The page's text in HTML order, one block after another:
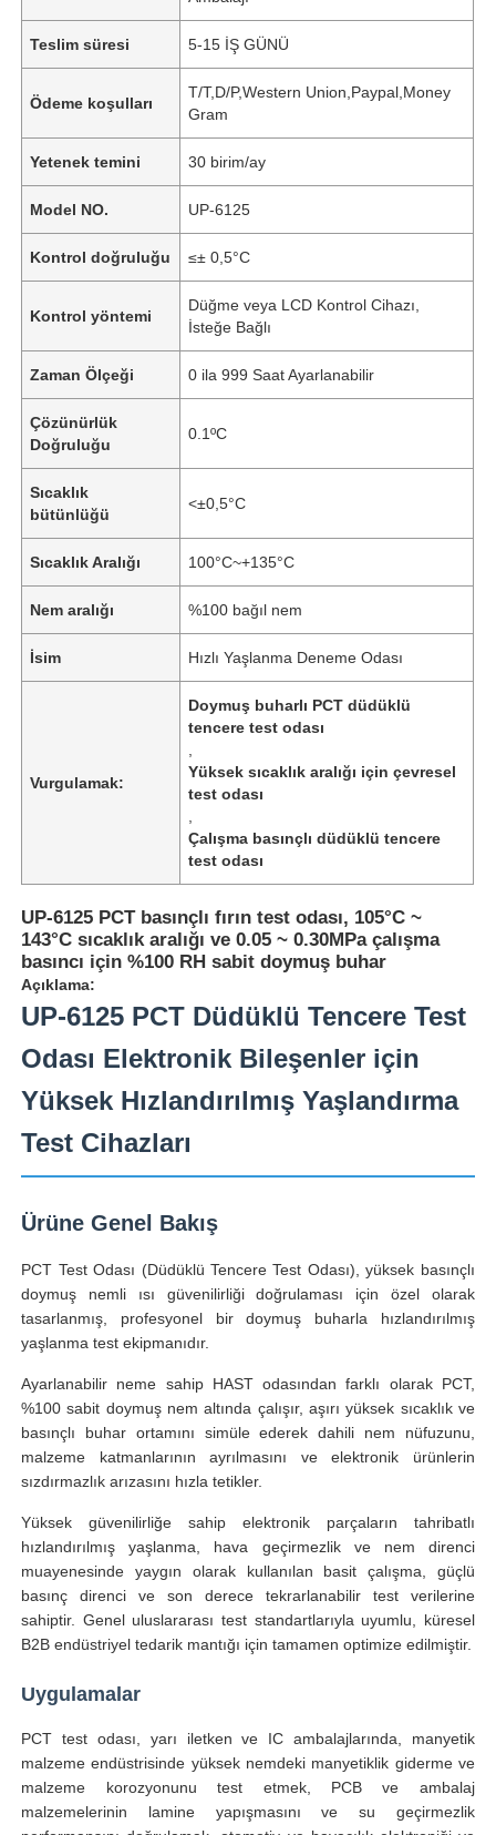
Ürünler
Hakkımızda
Fabrika turu
Kalite kontrol
Bize ulaşın
Teklif isteği
Laboratuvar Test Cihazları
Çevresel Test Odası
Evrensel test makinesi
Teslim süresi 5-15 İŞ GÜNÜ
Ödeme koşulları
T/T,D/P,Western Union,Paypal,Money
Gram
Yetenek temini 30 birim/ay
Model NO. UP-6125
Kontrol doğruluğu ≤± 0,5°C
Kontrol yöntemi
Düğme veya LCD Kontrol Cihazı,
İsteğe Bağlı
Zaman Ölçeği 0 ila 999 Saat Ayarlanabilir
Çözünürlük
Doğruluğu
0.1ºC
Sıcaklık
bütünlüğü
<±0,5°C
Sıcaklık Aralığı 100°C~+135°C
Nem aralığı %100 bağıl nem
İsim Hızlı Yaşlanma Deneme Odası
Vurgulamak:
Doymuş buharlı PCT düdüklü
tencere test odası
Yüksek sıcaklık aralığı için çevresel
test odası
Çalışma basınçlı düdüklü tencere
test odası
UP-6125 PCT basınçlı fırın test odası, 105°C ~
143°C sıcaklık aralığı ve 0.05 ~ 0.30MPa çalışma
basıncı için %100 RH sabit doymuş buhar
Açıklama:
UP-6125 PCT Düdüklü Tencere Test
Odası Elektronik Bileşenler için
Yüksek Hızlandırılmış Yaşlandırma
Test Cihazları
Ürüne Genel Bakış
PCT Test Odası (Düdüklü Tencere Test Odası), yüksek basınçlı
doymuş nemli ısı güvenilirliği doğrulaması için özel olarak
tasarlanmış, profesyonel bir doymuş buharla hızlandırılmış
yaşlanma test ekipmanıdır.
Ayarlanabilir neme sahip HAST odasından farklı olarak PCT,
%100 sabit doymuş nem altında çalışır, aşırı yüksek sıcaklık ve
basınçlı buhar ortamını simüle ederek dahili nem nüfuzunu,
malzeme katmanlarının ayrılmasını ve elektronik ürünlerin
sızdırmazlık arızasını hızla tetikler.
Yüksek güvenilirliğe sahip elektronik parçaların tahribatlı
hızlandırılmış yaşlanma, hava geçirmezlik ve nem direnci
muayenesinde yaygın olarak kullanılan basit çalışma, güçlü
basınç direnci ve son derece tekrarlanabilir test verilerine
sahiptir. Genel uluslararası test standartlarıyla uyumlu, küresel
B2B endüstriyel tedarik mantığı için tamamen optimize edilmiştir.
Uygulamalar
PCT test odası, yarı iletken ve IC ambalajlarında, manyetik
malzeme endüstrisinde yüksek nemdeki manyetiklik giderme ve
malzeme korozyonunu test etmek, PCB ve ambalaj
malzemelerinin lamine yapışmasını ve su geçirmezlik